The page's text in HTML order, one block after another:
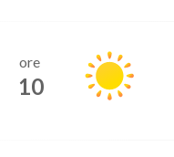
ore
10